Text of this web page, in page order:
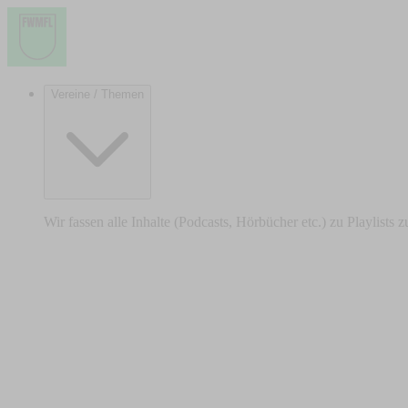
Vereine / Themen
Wir fassen alle Inhalte (Podcasts, Hörbücher etc.) zu Playlists